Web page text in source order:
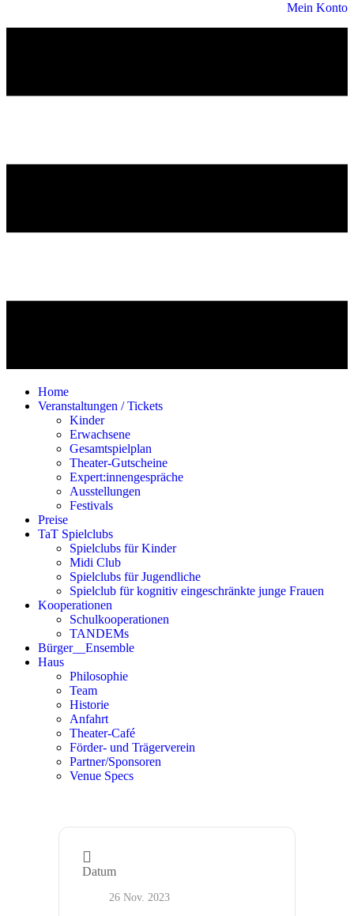
Mein Konto
Home
Veranstaltungen / Tickets
Kinder
Erwachsene
Gesamtspielplan
Theater-Gutscheine
Expert:innengespräche
Ausstellungen
Festivals
Preise
TaT Spielclubs
Spielclubs für Kinder
Midi Club
Spielclubs für Jugendliche
Spielclub für kognitiv eingeschränkte junge Frauen
Kooperationen
Schulkooperationen
TANDEMs
Bürger__Ensemble
Haus
Philosophie
Team
Historie
Anfahrt
Theater-Café
Förder- und Trägerverein
Partner/Sponsoren
Venue Specs
Datum
26 Nov. 2023